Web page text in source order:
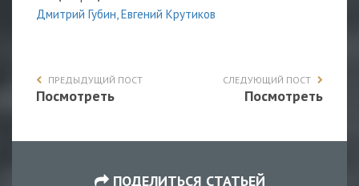
Дмитрий Губин, Евгений Крутиков
ПРЕДЫДУЩИЙ ПОСТ
Посмотреть
СЛЕДУЮЩИЙ ПОСТ
Посмотреть
ПОДЕЛИТЬСЯ СТАТЬЕЙ